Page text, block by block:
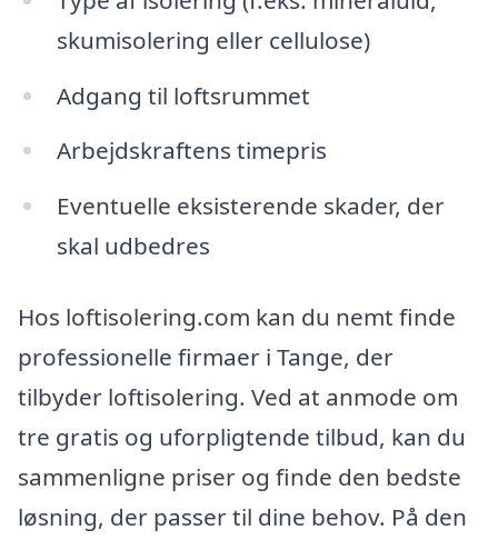
skumisolering eller cellulose)
Adgang til loftsrummet
Arbejdskraftens timepris
Eventuelle eksisterende skader, der
skal udbedres
Hos loftisolering.com kan du nemt finde
professionelle firmaer i Tange, der
tilbyder loftisolering. Ved at anmode om
tre gratis og uforpligtende tilbud, kan du
sammenligne priser og finde den bedste
løsning, der passer til dine behov. På den